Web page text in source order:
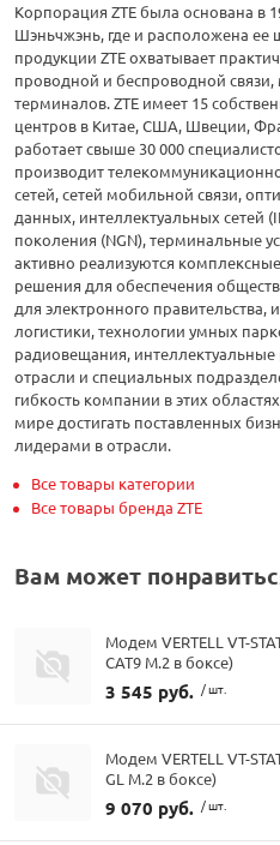
Корпорация ZTE была основана в
Шэньчжэнь, где и расположена ее
продукции ZTE охватывает
проводной и беспроводной
терминалов. ZTE имеет 15
центров в Китае, США, Швеции,
работает свыше 30 000
производит
сетей, сетей мобильной связи,
данных, интеллектуальных сетей
поколения (NGN), терминальные
активно реализуются
решения для обеспечения
для электронного
логистики, технологии умных
радиовещания,
отрасли и специальных
гибкость компании в этих
мире достигать поставленных
лидерами в отрасли.
Все товары категории
Все товары бренда ZTE
Вам может
Модем VERTELL VT-
CAT9 M.2 в боксе)
3 545 руб. / шт.
Модем VERTELL VT-
GL M.2 в боксе)
9 070 руб. / шт.